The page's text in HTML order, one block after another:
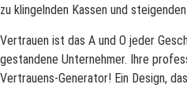
zu klingelnden Kassen und
Vertrauen ist das A und O jeder
gestandene Unternehmer. Ihre
Vertrauens-Generator! Ein Design,